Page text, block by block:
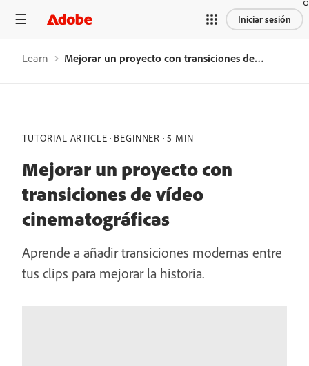
Iniciar sesión
Learn Mejorar un proyecto con transiciones de vídeo cinematográficas
TUTORIAL ARTICLE BEGINNER 5 MIN
Mejorar un proyecto con
transiciones de vídeo
cinematográficas
Aprende a añadir transiciones modernas entre
tus clips para mejorar la historia.